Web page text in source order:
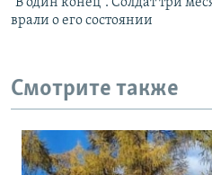
"В один конец". Солдат три
врали о его состоянии
Смотрите также